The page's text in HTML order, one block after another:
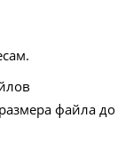
файла до